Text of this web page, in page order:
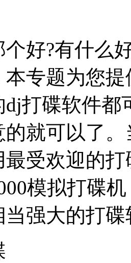
好?有什么
专题为您
dj打碟软件都
就可以了
受欢迎的
模拟打碟
当强大的打碟